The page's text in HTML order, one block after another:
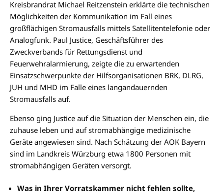
Kreisbrandrat Michael Reitzenstein erklärte die technischen
Möglichkeiten der Kommunikation im Fall eines
großflächigen Stromausfalls mittels Satellitentelefonie oder
Analogfunk. Paul Justice, Geschäftsführer des
Zweckverbands für Rettungsdienst und
Feuerwehralarmierung, zeigte die zu erwartenden
Einsatzschwerpunkte der Hilfsorganisationen BRK, DLRG,
JUH und MHD im Falle eines langandauernden
Stromausfalls auf.
Ebenso ging Justice auf die Situation der Menschen ein, die
zuhause leben und auf stromabhängige medizinische
Geräte angewiesen sind. Nach Schätzung der AOK Bayern
sind im Landkreis Würzburg etwa 1800 Personen mit
stromabhängigen Geräten versorgt.
Was in Ihrer Vorratskammer nicht fehlen sollte,